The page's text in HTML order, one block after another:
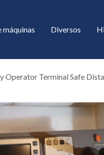
máquinas Diversos
Operator Terminal Safe